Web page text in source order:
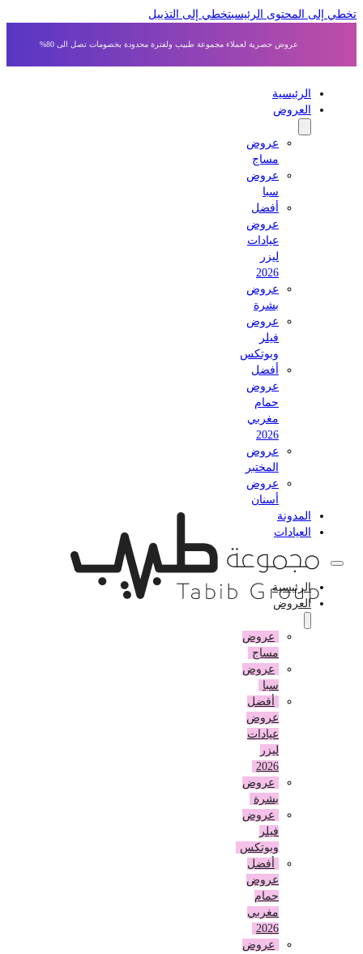
إلى المحتوى الرئيسي تخطي إلى التذييل
عروض حصرية لعملاء مجموعة طبيب ولفترة محدودة بخصومات تصل الى 80%
الرئيسية
العروض
عروض
مساج
عروض
أفضل
عروض
عيادات
عروض
بشرة
عروض
وبوتكس
أفضل
عروض
حمام
مغربي
عروض
المختبر
عروض
أسنان
المدونة
العيادات
الرئيسية
العروض
عروض
مساج
عروض
أفضل
عروض
عيادات
عروض
بشرة
عروض
وبوتكس
أفضل
عروض
حمام
مغربي
عروض